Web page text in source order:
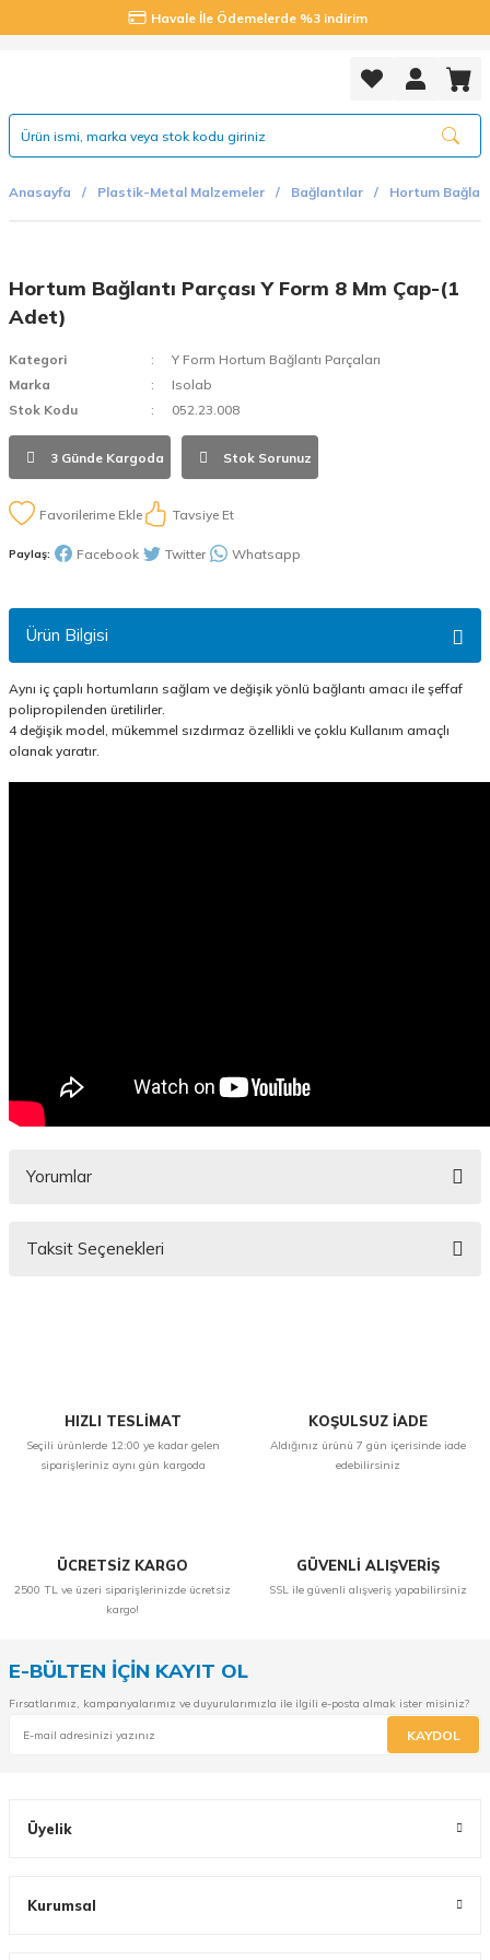
Havale İle Ödemelerde %3 indirim
Anasayfa Plastik-Metal Malzemeler Bağlantılar Hortum
Hortum Bağlantı Parçası Y Form 8 Mm Çap-(1
Adet)
Kategori
Y Form Hortum Bağlantı Parçaları
Marka
Isolab
Stok Kodu
052.23.008
3 Günde Kargoda Stok Sorunuz
Tavsiye Et
Paylaş: Facebook Twitter Whatsapp
Ürün Bilgisi
Aynı iç çaplı hortumların sağlam ve değişik yönlü bağlantı amacı ile şeffaf
polipropilenden üretilirler.
4 değişik model, mükemmel sızdırmaz özellikli ve çoklu Kullanım amaçlı
olanak yaratır.
Yorumlar
Taksit Seçenekleri
HIZLI TESLİMAT
Seçili ürünlerde 12:00 ye kadar gelen
siparişleriniz aynı gün kargoda
KOŞULSUZ İADE
Aldığınız ürünü 7 gün içerisinde iade
edebilirsiniz
ÜCRETSİZ KARGO
2500 TL ve üzeri siparişlerinizde ücretsiz
kargo!
GÜVENLİ ALIŞVERİŞ
SSL ile güvenli alışveriş yapabilirsiniz
E-BÜLTEN İÇİN KAYIT OL
Fırsatlarımız, kampanyalarımız ve duyurularımızla ile ilgili e-posta almak ister misiniz?
KAYDOL
Üyelik
Kurumsal